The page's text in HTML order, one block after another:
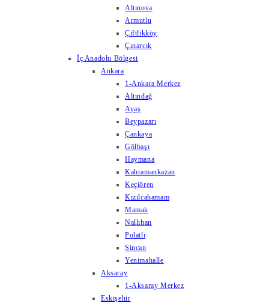
Altınova
Armutlu
Çiftlikköy
Çınarcık
İç Anadolu Bölgesi
Ankara
1-Ankara Merkez
Altındağ
Ayaş
Beypazarı
Çankaya
Gölbaşı
Haymana
Kahramankazan
Keçiören
Kızılcahamam
Mamak
Nallıhan
Polatlı
Sincan
Yenimahalle
Aksaray
1-Aksaray Merkez
Eskişehir